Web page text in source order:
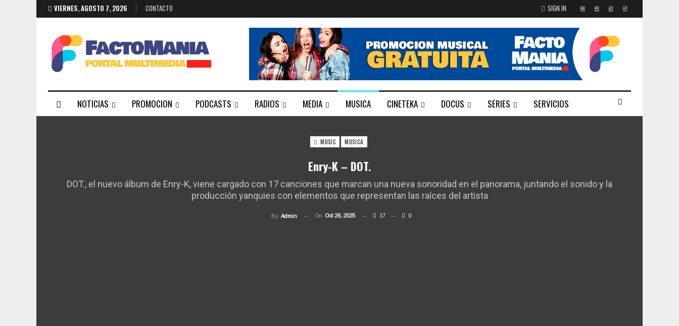
SIGN IN
VIERNES, AGOSTO 7, 2026 CONTACTO
NOTICIAS PROMOCION PODCASTS RADIOS MEDIA MUSICA CINETEKA DOCUS SERIES
SERVICIOS
MUSIC MUSICA
Enry-K – DOT.
DOT., el nuevo álbum de Enry-K, viene cargado con 17 canciones que marcan una nueva sonoridad en el panorama, juntando el sonido y la
producción yanquies con elementos que representan las raíces del artista
By Admin On Oct 26, 2025 17 0